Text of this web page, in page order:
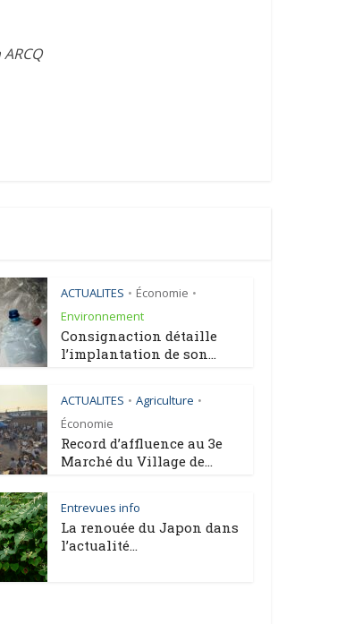
ACTUALITES • Économie •
Environnement
Consignaction détaille
l’implantation de son...
ACTUALITES • Agriculture •
Économie
Record d’affluence au 3e
Marché du Village de...
Entrevues info
La renouée du Japon dans
l’actualité...